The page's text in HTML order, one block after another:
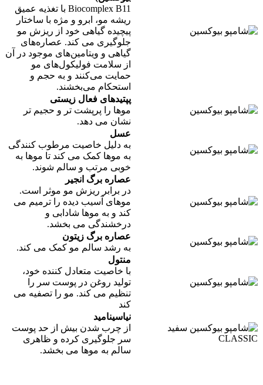
Biocomplex B11 با تغذیه عمیق
ریشه مو، ابرو و مژه با ساختار
پیچیده گیاهی خود از ریزش مو
جلوگیری می کند. عصاره‌های
گیاهی و ویتامین‌های موجود در آن
از سلامت فولیکول‌های مو
حمایت می‌کنند و به حجم و
استحکام می‌بخشند.
پپتیدهای فعال زیستی
موها را پرپشت تر و حجیم تر
نشان می دهد.
عسل
به دلیل خاصیت مرطوب کنندگی
به موها کمک می کند تا موها به
خوبی مرتب و سالم شوند.
عصاره برگ انجیر
در برابر ریزش مو موثر است.
موهای آسیب دیده را ترمیم می
کند و به موها شادابی و
درخشندگی می بخشد.
عصاره برگ زیتون
به رشد سالم مو کمک می کند.
منتول
با خاصیت متعادل کننده خود،
تولید روغن در پوست سر را
تنظیم می کند. مو را تصفیه می
کند
نیاسینامید
از چرب شدن بیش از حد پوست
سر جلوگیری کرده و ظاهری
سالم به موها می بخشد.